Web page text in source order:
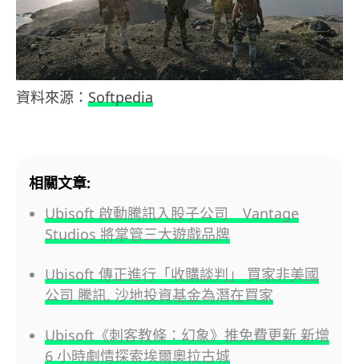
資料來源： Softpedia
相關文章:
Ubisoft 啟動騰訊入股子公司 Vantage
Studios 將掌管三大遊戲品牌
Ubisoft 傳正進行「收購談判」 買家非美國
公司 騰訊, 沙地投資基金為潛在買家
Ubisoft《刺客教條：幻象》推免費更新 新增
6 小時劇情探索埃爾奧拉古城